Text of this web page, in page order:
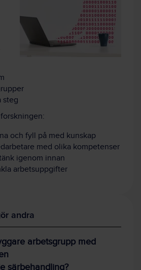
steg
och fyll på med kunskap
med olika kompetenser
igenom innan
arbetsuppgifter
andra
arbetsgrupp med
särbehandling?